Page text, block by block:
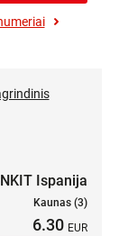
Ispanija
Kaunas (3)
6.30